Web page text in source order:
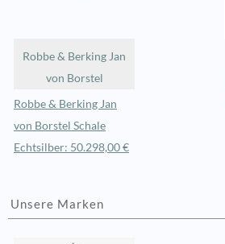
Robbe & Berking Jan
von Borstel
Robbe & Berking Jan
von Borstel Schale
Echtsilber: 50.298,00 €
Unsere Marken